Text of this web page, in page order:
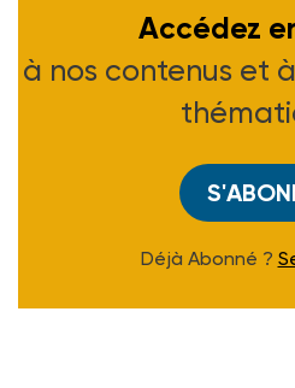
Accédez
à nos contenus et
Déjà Abonné ?